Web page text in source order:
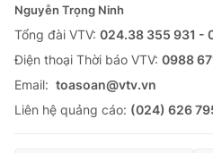
THỜI BÁO VTV
Theo dõi báo trên
Nguyễn Trọng Ninh
Tổng đài VTV: 024.38 355 931 -
Ðiện thoại Thời báo VTV: 0988
Email: toasoan@vtv.vn
Liên hệ quảng cáo: (024) 626